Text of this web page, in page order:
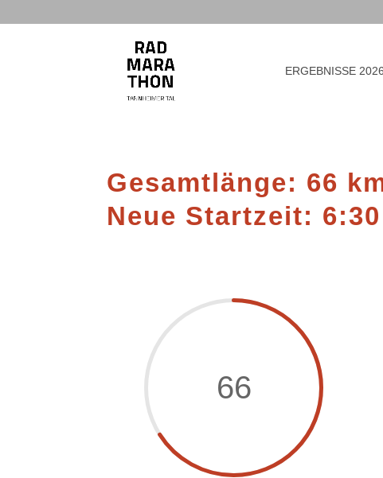
ERGEBNISSE 2026
Gesamtlänge: 66
Neue Startzeit:
66